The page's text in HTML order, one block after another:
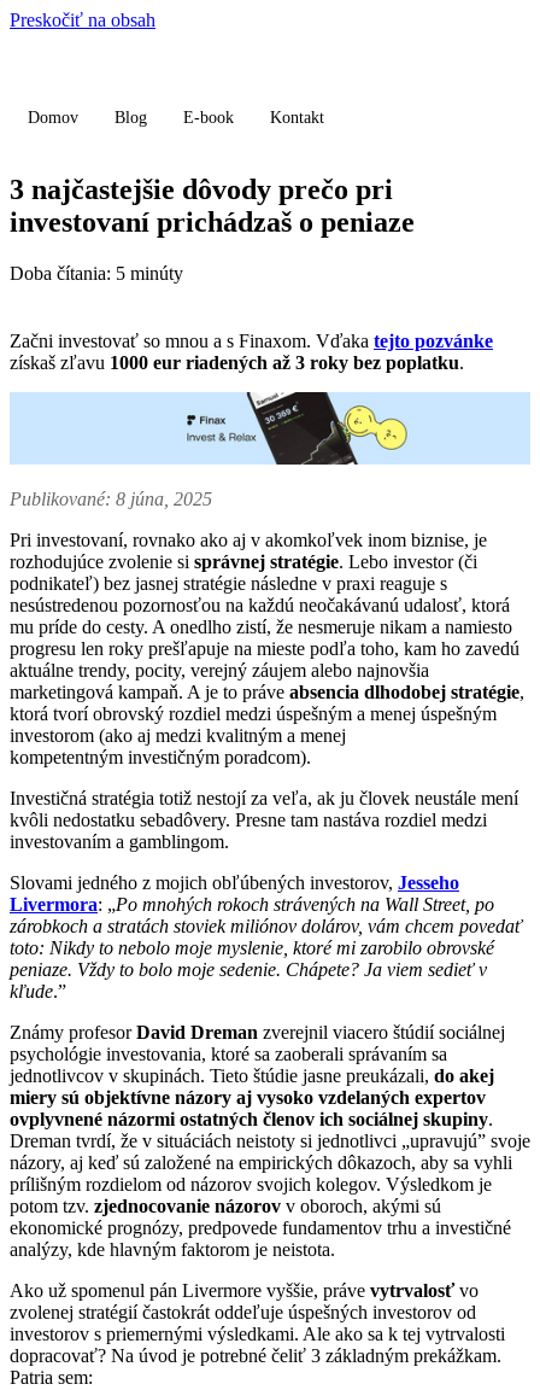
Preskočiť na obsah
Domov Blog E-book Kontakt
3 najčastejšie dôvody prečo pri
investovaní prichádzaš o peniaze
Doba čítania: 5 minúty
Začni investovať so mnou a s Finaxom. Vďaka tejto pozvánke
získaš zľavu 1000 eur riadených až 3 roky bez poplatku.
Publikované: 8 júna, 2025
Pri investovaní, rovnako ako aj v akomkoľvek inom biznise, je
rozhodujúce zvolenie si správnej stratégie. Lebo investor (či
podnikateľ) bez jasnej stratégie následne v praxi reaguje s
nesústredenou pozornosťou na každú neočakávanú udalosť, ktorá
mu príde do cesty. A onedlho zistí, že nesmeruje nikam a namiesto
progresu len roky prešľapuje na mieste podľa toho, kam ho zavedú
aktuálne trendy, pocity, verejný záujem alebo najnovšia
marketingová kampaň. A je to práve absencia dlhodobej stratégie,
ktorá tvorí obrovský rozdiel medzi úspešným a menej úspešným
investorom (ako aj medzi kvalitným a menej
kompetentným investičným poradcom).
Investičná stratégia totiž nestojí za veľa, ak ju človek neustále mení
kvôli nedostatku sebadôvery. Presne tam nastáva rozdiel medzi
investovaním a gamblingom.
Slovami jedného z mojich obľúbených investorov, Jesseho
Livermora: „Po mnohých rokoch strávených na Wall Street, po
zárobkoch a stratách stoviek miliónov dolárov, vám chcem povedať
toto: Nikdy to nebolo moje myslenie, ktoré mi zarobilo obrovské
peniaze. Vždy to bolo moje sedenie. Chápete? Ja viem sedieť v
kľude.”
Známy profesorDavid Dreman zverejnil viacero štúdií sociálnej
psychológie investovania, ktoré sa zaoberali správaním sa
jednotlivcov v skupinách. Tieto štúdie jasne preukázali, do akej
miery sú objektívne názory aj vysoko vzdelaných expertov
ovplyvnené názormi ostatných členov ich sociálnej skupiny.
Dreman tvrdí, že v situáciách neistoty si jednotlivci „upravujú” svoje
názory, aj keď sú založené na empirických dôkazoch, aby sa vyhli
prílišným rozdielom od názorov svojich kolegov. Výsledkom je
potom tzv. zjednocovanie názorov v oboroch, akými sú
ekonomické prognózy, predpovede fundamentov trhu a investičné
analýzy, kde hlavným faktorom je neistota.
Ako už spomenul pán Livermore vyššie, práve vytrvalosťvo
zvolenej stratégií častokrát oddeľuje úspešných investorov od
investorov s priemernými výsledkami. Ale ako sa k tej vytrvalosti
dopracovať? Na úvod je potrebné čeliť 3 základným prekážkam.
Patria sem: